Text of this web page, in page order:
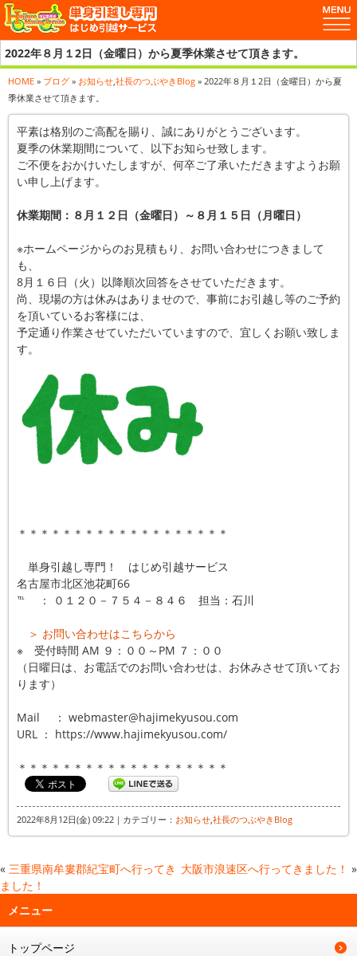
2022年８月１2日（金曜日）から夏季休業させて頂きます。
HOME » ブログ » お知らせ,社長のつぶやきBlog » 2022年８月１2日（金曜日）から夏
季休業させて頂きます。
平素は格別のご高配を賜り、誠にありがとうございます。
夏季の休業期間について、以下お知らせ致します。
ご不便をおかけいたしますが、何卒ご了承いただきますようお願
い申し上げます。
休業期間：８月１２日（金曜日）～８月１５日（月曜日）
※ホームページからのお見積もり、お問い合わせにつきまして
も、
8月１６日（火）以降順次回答をさせていただきます。
尚、現場の方は休みはありませので、事前にお引越し等のご予約
を頂いているお客様には、
予定通り作業させていただいていますので、宜しくお願い致しま
す。
＊＊＊＊＊＊＊＊＊＊＊＊＊＊＊＊＊＊＊
単身引越し専門！ はじめ引越サービス
名古屋市北区池花町66
℡ ： ０１２０－７５４－８４６ 担当：石川
＞ お問い合わせはこちらから
※ 受付時間 AM ９：００～PM ７：００
（日曜日は、お電話でのお問い合わせは、お休みさせて頂いてお
ります）
Mail ： webmaster@hajimekyusou.com
URL ： https://www.hajimekyusou.com/
＊＊＊＊＊＊＊＊＊＊＊＊＊＊＊＊＊＊＊
2022年8月12日(金) 09:22｜カテゴリー： お知らせ,社長のつぶやきBlog
« 三重県南牟婁郡紀宝町へ行ってき
ました！
大阪市浪速区へ行ってきました！ »
メニュー
トップページ